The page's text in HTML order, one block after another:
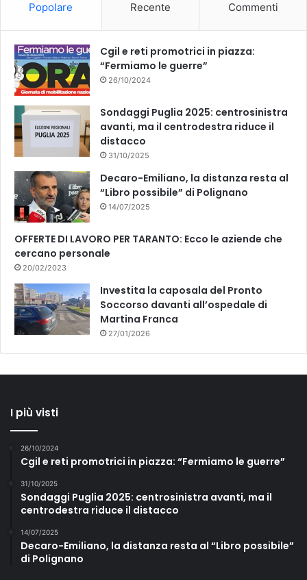
Popolare Recente Commenti
Cgil e reti promotrici in piazza:
“Fermiamo le guerre”
26/10/2024
Sondaggi Puglia 2025: centrosinistra
avanti, ma il centrodestra riduce il
distacco
31/10/2025
Decaro-Emiliano, la distanza resta al
“Libro possibile” di Polignano
14/07/2025
OFFERTE DI LAVORO PER TARANTO: Ecco le aziende che
cercano personale
20/02/2023
Investita la caposala del Pronto
Soccorso davanti all’ospedale di
Martina Franca
27/01/2026
I più visti
26/10/2024
Cgil e reti promotrici in piazza: “Fermiamo le guerre”
31/10/2025
Sondaggi Puglia 2025: centrosinistra avanti, ma il
centrodestra riduce il distacco
14/07/2025
Decaro-Emiliano, la distanza resta al “Libro possibile”
di Polignano